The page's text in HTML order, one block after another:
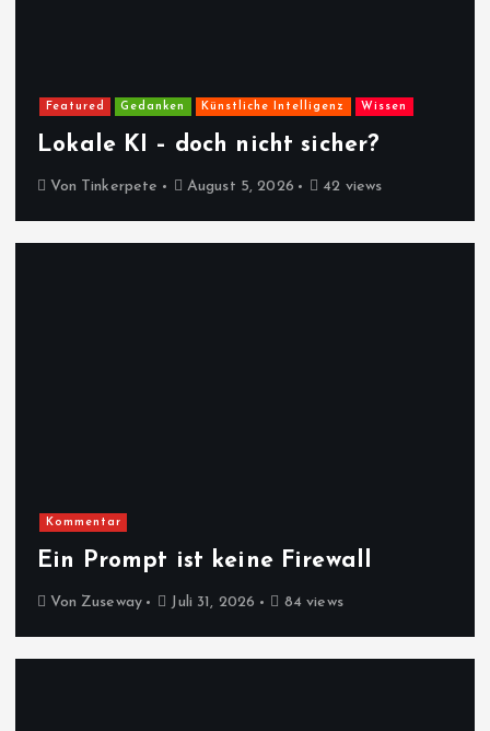
Featured Gedanken Künstliche Intelligenz Wissen
Lokale KI – doch nicht sicher?
Von Tinkerpete August 5, 2026 42 views
Kommentar
Ein Prompt ist keine Firewall
Von Zuseway Juli 31, 2026 84 views